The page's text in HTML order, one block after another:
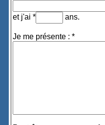
et j'ai * ans.
Je me présente : *